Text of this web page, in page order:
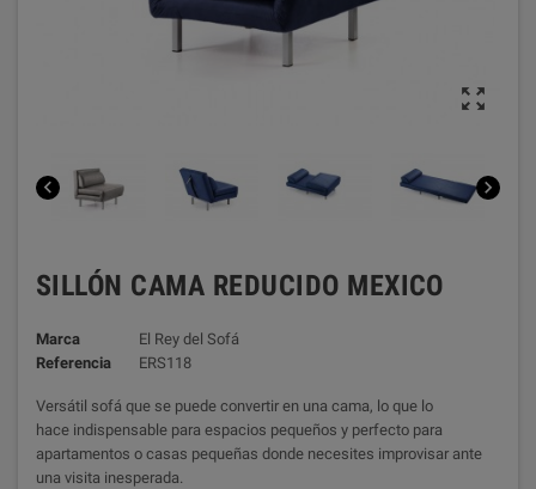

 
SILLÓN CAMA REDUCIDO MEXICO
Marca
El Rey del Sofá
Referencia
ERS118
Versátil sofá que se puede convertir en una cama, lo que lo
hace indispensable para espacios pequeños y perfecto para
apartamentos o casas pequeñas donde necesites improvisar ante
una visita inesperada.